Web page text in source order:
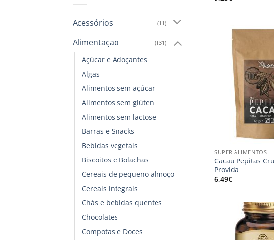
Acessórios (11)
Alimentação (131)
Açúcar e Adoçantes
Algas
Alimentos sem açúcar
Alimentos sem glúten
Alimentos sem lactose
Barras e Snacks
Bebidas vegetais
Biscoitos e Bolachas
Cereais de pequeno almoço
Cereais integrais
Chás e bebidas quentes
Chocolates
Compotas e Doces
SUPER ALIMENTOS
Cacau Pepitas
Provida
6,49€